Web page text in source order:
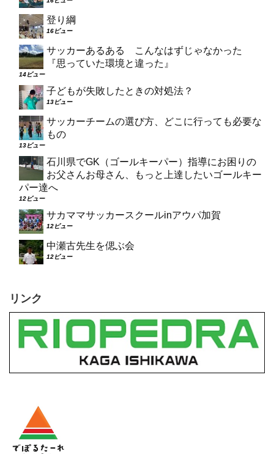
登り綱
16ビュー
サッカーあるある こんなはずじゃなかった
『思っていた環境と違った』
14ビュー
子どもが失敗したときの対処法？
13ビュー
サッカーチームの選び方、どこに行っても必要な
もの
13ビュー
石川県でGK（ゴールキーパー）指導にお困りの
お父さんお母さん、もっと上達したいゴールキー
パー達へ
12ビュー
サカママサッカースクールinアウパ加賀
12ビュー
中瀬古先生を偲ぶ会
12ビュー
リンク